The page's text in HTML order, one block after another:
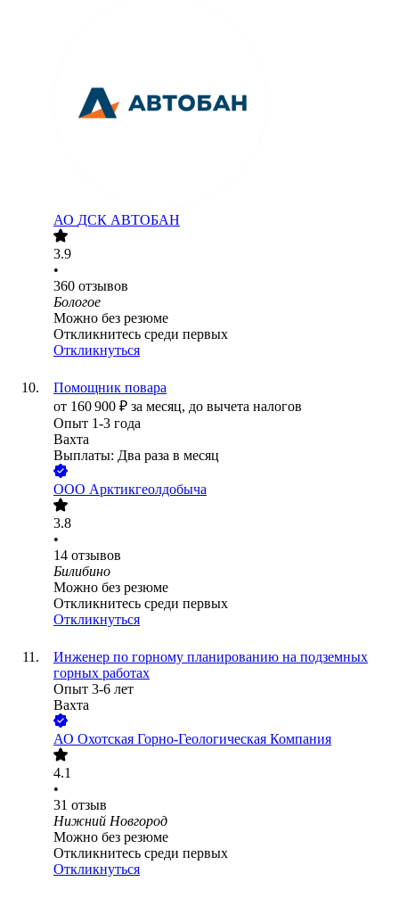
АО ДСК АВТОБАН
3.9
•
360 отзывов
Бологое
Можно без резюме
Откликнитесь среди первых
Откликнуться
Помощник повара
от 160 900 ₽ за месяц, до вычета налогов
Опыт 1-3 года
Вахта
Выплаты: Два раза в месяц
ООО Арктикгеолдобыча
3.8
•
14 отзывов
Билибино
Можно без резюме
Откликнитесь среди первых
Откликнуться
Инженер по горному планированию на подземных
горных работах
Опыт 3-6 лет
Вахта
АО Охотская Горно-Геологическая Компания
4.1
•
31 отзыв
Нижний Новгород
Можно без резюме
Откликнитесь среди первых
Откликнуться